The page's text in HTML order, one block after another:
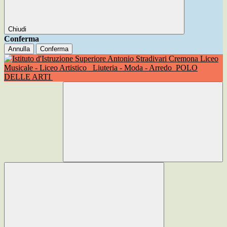
Chiudi
Conferma
Annulla Conferma
Liceo
Musicale - Liceo Artistico
Liuteria - Moda - Arredo POLO
DELLE ARTI